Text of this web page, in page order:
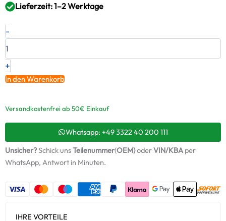
Lieferzeit: 1–2 Werktage
-
Neuer
Original
MITSUBISHI
HYUNDAI
2.5
/
+
Starter-
Keramiköl
+
In den Warenkorb
Versandkostenfrei ab 50€ Einkauf
Whatsapp: +49 3322 40 200 111
Unsicher?Schick unsTeilenummer(OEM)oderVIN/KBAper
WhatsApp, Antwort in Minuten.
IHRE VORTEILE